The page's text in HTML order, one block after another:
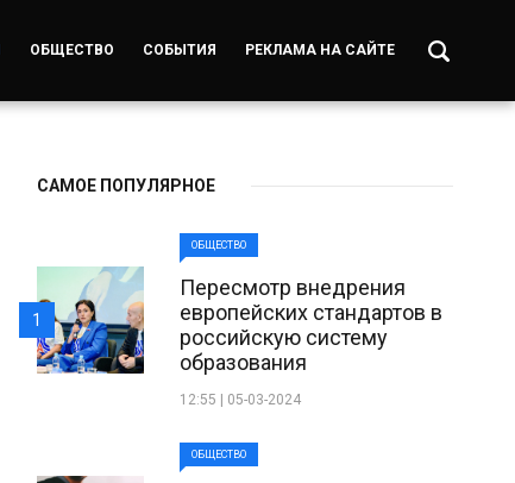
ОБЩЕСТВО СОБЫТИЯ РЕКЛАМА НА САЙТЕ
САМОЕ ПОПУЛЯРНОЕ
ОБЩЕСТВО
Пересмотр внедрения
европейских стандартов в
российскую систему
образования
12:55 | 05-03-2024
1
ОБЩЕСТВО